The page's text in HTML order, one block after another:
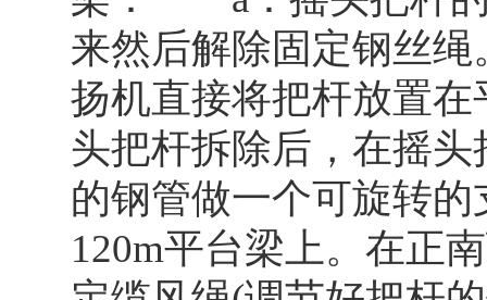
来然后解除固定钢丝
扬机直接将把杆放置
头把杆拆除后，在摇头
的钢管做一个可旋转
120m平台梁上。在正